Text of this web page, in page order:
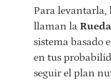
Para levantarla,
llaman la
sistema basado
en tus
seguir el plan